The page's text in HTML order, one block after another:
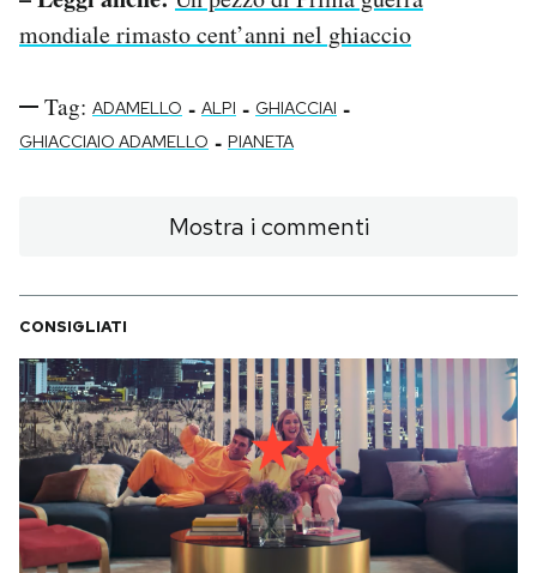
mondiale rimasto cent’anni nel ghiaccio
Tag: ADAMELLO - ALPI - GHIACCIAI -
GHIACCIAIO ADAMELLO - PIANETA
Mostra i commenti
CONSIGLIATI